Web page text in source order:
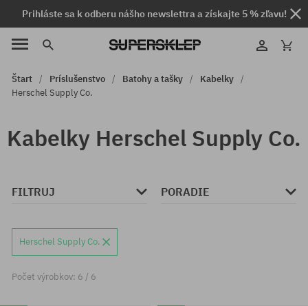
Prihláste sa k odberu nášho newslettra a získajte 5 % zľavu!
Štart Príslušenstvo Batohy a tašky
Kabelky
Herschel Supply Co.
Kabelky Herschel Supply Co.
FILTRUJ PORADIE
Herschel Supply Co.
Počet výrobkov: 6 / 6